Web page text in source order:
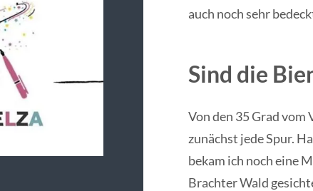
auch noch sehr
Sind die
Von den 35 Grad vom
zunächst jede Spur.
bekam ich noch eine
Brachter Wald